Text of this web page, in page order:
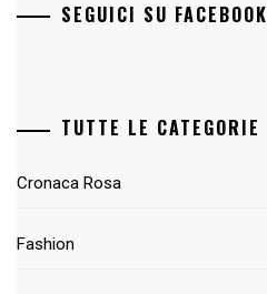
SEGUICI SU FACEBOOK
TUTTE LE CATEGORIE
Cronaca Rosa
Fashion